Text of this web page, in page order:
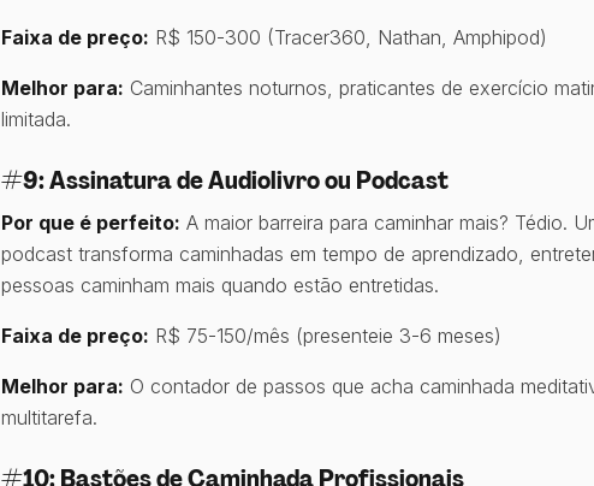
Faixa de preço: R$ 150-300 (Tracer360, Nathan, Amphipod)
Melhor para: Caminhantes noturnos, praticantes de exercício
limitada.
#9: Assinatura de Audiolivro ou Podcast
Por que é perfeito: A maior barreira para caminhar mais? Tédio.
podcast transforma caminhadas em tempo de aprendizado,
pessoas caminham mais quando estão entretidas.
Faixa de preço: R$ 75-150/mês (presenteie 3-6 meses)
Melhor para: O contador de passos que acha caminhada
multitarefa.
#10: Bastões de Caminhada Profissionais